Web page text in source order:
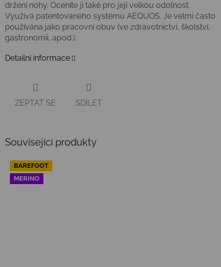
držení nohy. Oceníte ji také pro její velkou odolnost.
Využívá patentovaného systému AEQUOS. Je velmi často
používána jako pracovní obuv (ve zdravotnictví, školství,
gastronomii, apod.).
Detailní informace
ZEPTAT SE SDÍLET
Související produkty
BAREFOOT
MERINO